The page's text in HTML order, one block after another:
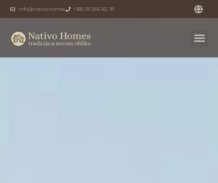
info@nativo.homes +385 95 566 82 18